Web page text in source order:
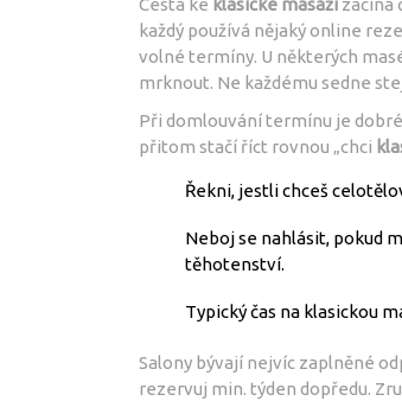
Cesta ke klasické masáži začíná
každý používá nějaký online
volné termíny. U některých
mrknout. Ne každému sedne
Při domlouvání termínu je
přitom stačí říct rovnou „chci
Řekni, jestli chceš
Neboj se nahlásit, pokud
těhotenství.
Typický čas na klasickou
Salony bývají nejvíc zaplněné
rezervuj min. týden dopředu.